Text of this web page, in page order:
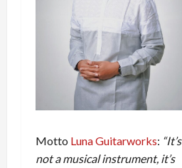
Motto Luna Guitarworks: “It’s
not a musical instrument, it’s